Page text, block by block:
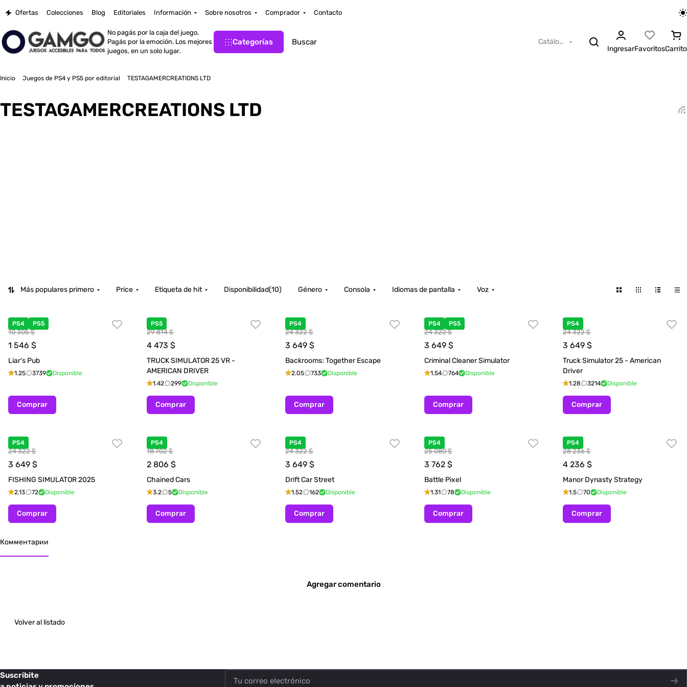
Ofertas Colecciones Blog Editoriales Información Sobre nosotros Comprador Contacto
No pagás por la caja del juego.
Pagás por la emoción. Los mejores
juegos, en un solo lugar.
Categorías
Catálogo
IngresarFavoritosCarrito
Inicio Juegos de PS4 y PS5 por editorial TESTAGAMERCREATIONS LTD
TESTAGAMERCREATIONS LTD
Más populares primero Price Etiqueta de hit Disponibilidad(10) Género Consola Idiomas de pantalla Voz
PS4 PS5
10 305 $
1 546 $
Liar's Pub
1.25 3739 Disponible
Comprar
PS5
29 814 $
4 473$
TRUCK SIMULATOR 25 VR -
AMERICAN DRIVER
1.42 299 Disponible
Comprar
PS4
24 322 $
3 649$
Backrooms: Together Escape
2.05 733 Disponible
Comprar
PS4 PS5
24 322 $
3 649 $
Criminal Cleaner Simulator
1.54 764 Disponible
Comprar
PS4
24 322 $
3 649 $
Truck Simulator 25 - American
Driver
1.28 3214 Disponible
Comprar
PS4
24 322 $
3 649 $
FISHING SIMULATOR 2025
2.13 72 Disponible
Comprar
PS4
18 702 $
2 806$
Chained Cars
3.2 5 Disponible
Comprar
PS4
24 322 $
3 649$
Drift Car Street
1.52 162 Disponible
Comprar
PS4
25 080 $
3 762 $
Battle Pixel
1.31 78 Disponible
Comprar
PS4
28 236 $
4 236 $
Manor Dynasty Strategy
1.5 70 Disponible
Comprar
Комментарии
Agregar comentario
Volver al listado
Suscribite